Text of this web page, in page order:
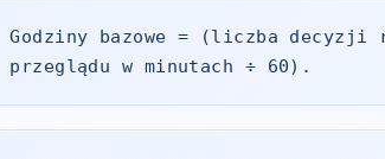
Godziny bazowe = (liczba
przeglądu w minutach ÷ 60).